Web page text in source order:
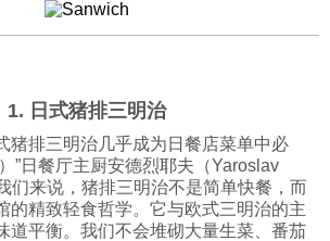
1. 日式猪排三明治
猪排三明治几乎成为日餐店菜单中必
”日餐厅主厨安德烈耶夫（Yaroslav
们来说，猪排三明治不是简单快餐，而
的精致轻食哲学。它与欧式三明治的主
道平衡。我们不会堆砌大量生菜、番茄